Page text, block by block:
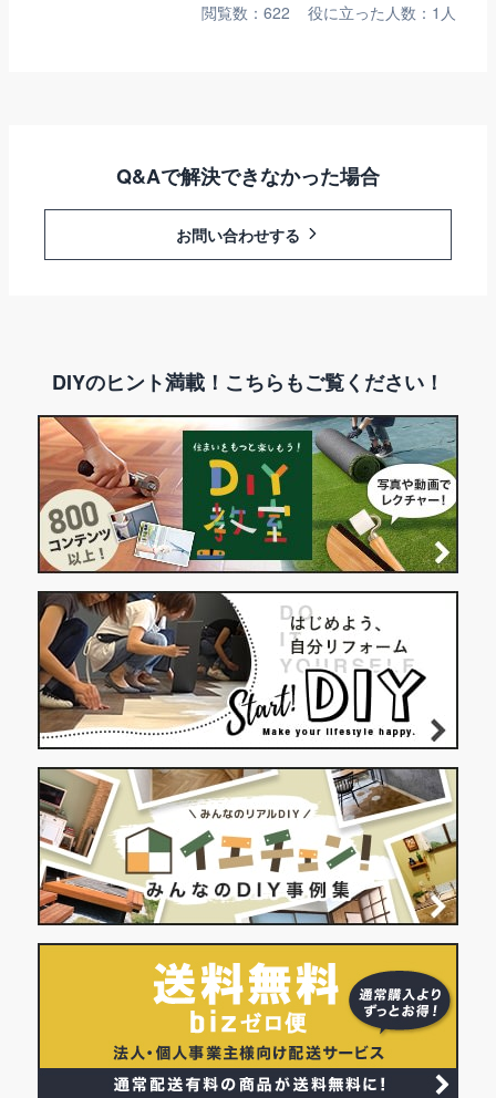
閲覧数：622
役に立った人数：1人
Q&Aで解決できなかった場合
お問い合わせする
DIYのヒント満載！こちらもご覧ください！